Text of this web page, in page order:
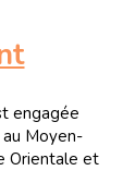
engagée
au Moyen-
Orientale et